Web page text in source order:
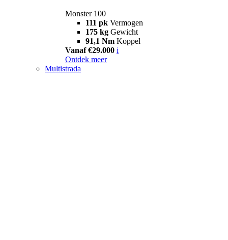
Monster 100
111 pk Vermogen
175 kg Gewicht
91,1 Nm Koppel
Vanaf €29.000 i
Ontdek meer
Multistrada